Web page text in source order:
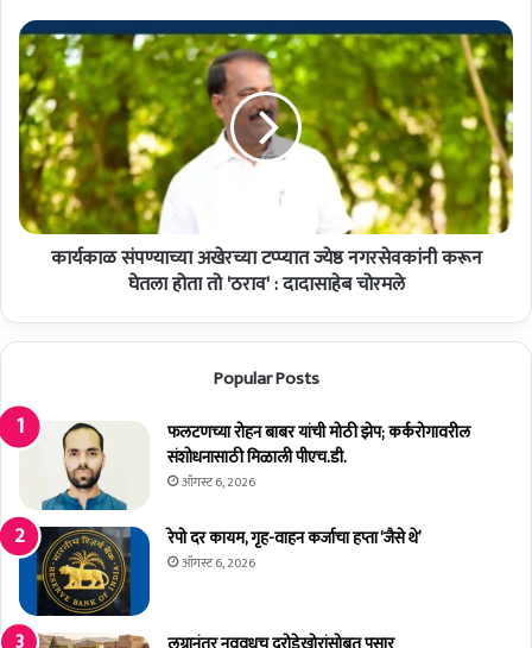
ग्रे
सि
व्ह
कॉ
न्व्हें
ट
स्कू
ल
अँ
अ
ले
ज
'
ध्ये
शि
क्ष
व
क्ला
का
र्य
का
ळ
सं
प
ण्या
च्या
अ
ट
ज्ये
ष्ठ
न
र
से
व
नी
क
कार्यकाळ संपण्याच्या अखेरच्या टप्प्यात ज्येष्ठ नगरसेवकांनी करून
घेतला होता तो 'ठराव' : दादासाहेब चोरमले
Popular Posts
फलटणच्या रोहन बाबर यांची मोठी झेप; कर्करोगावरील
संशोधनासाठी मिळाली पीएच.डी.
ऑगस्ट 6, 2026
रेपो दर कायम, गृह-वाहन कर्जाचा हप्ता ‘जैसे थे’
ऑगस्ट 6, 2026